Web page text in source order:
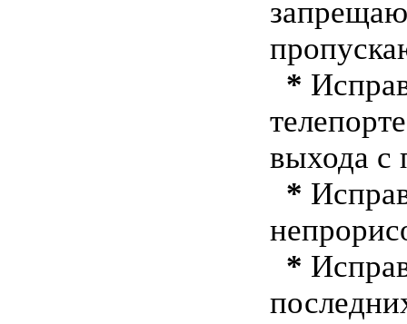
*
выхода с
*
*